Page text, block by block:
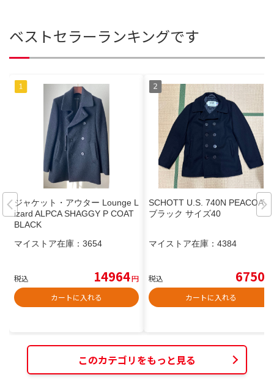
ベストセラーランキングです
ジャケット・アウター Lounge L
izard ALPCA SHAGGY P COAT
BLACK
マイストア在庫： 3654
税込 14964円
カートに入れる
SCHOTT U.S. 740N PEACOAT
ブラック サイズ40
マイストア在庫： 4384
税込 6750
カートに入れる
このカテゴリをもっと見る